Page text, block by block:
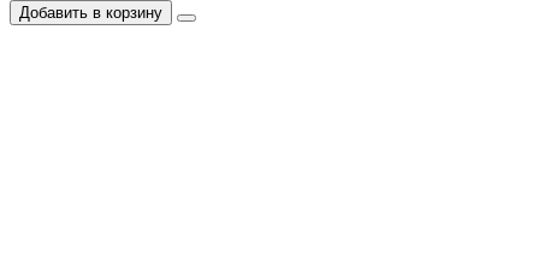
Добавить в корзину